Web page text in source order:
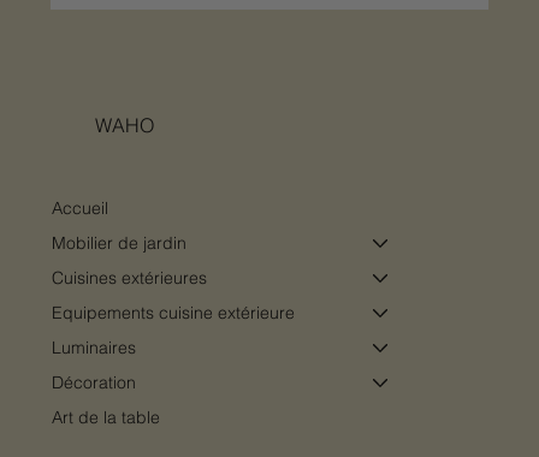
WAHO
Accueil
Mobilier de jardin
Cuisines extérieures
Equipements cuisine extérieure
Luminaires
Décoration
Art de la table